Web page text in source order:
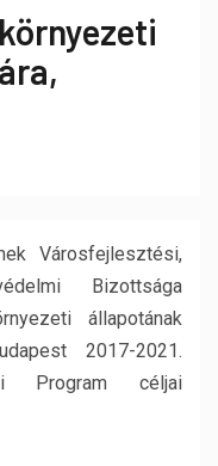
Városfejlesztési,
Bizottsága
állapotának
2017-2021.
Program céljai